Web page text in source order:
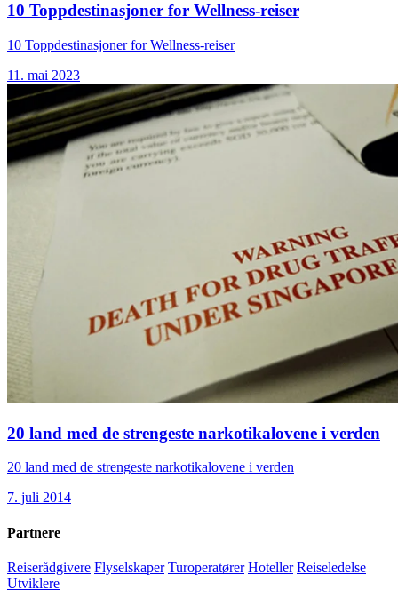
10 Toppdestinasjoner for Wellness-reiser
10 Toppdestinasjoner for Wellness-reiser
11. mai 2023
20 land med de strengeste narkotikalovene i verden
20 land med de strengeste narkotikalovene i verden
7. juli 2014
Partnere
Reiserådgivere Flyselskaper Turoperatører Hoteller Reiseledelse
Utviklere